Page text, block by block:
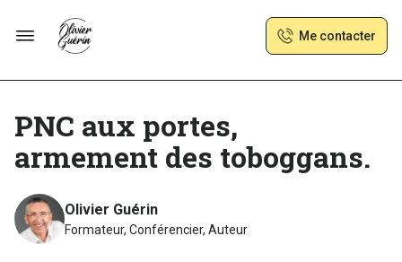
Me contacter
PNC aux portes,
armement des toboggans.
Olivier Guérin
Formateur, Conférencier, Auteur